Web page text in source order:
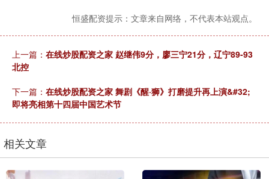
恒盛配资提示：文章来自网络，不代表本站观点。
上一篇： 在线炒股配资之家 赵继伟9分，廖三宁21分，辽宁89-93
北控
下一篇： 在线炒股配资之家 舞剧《醒·狮》打磨提升再上演&#32;
即将亮相第十四届中国艺术节
相关文章